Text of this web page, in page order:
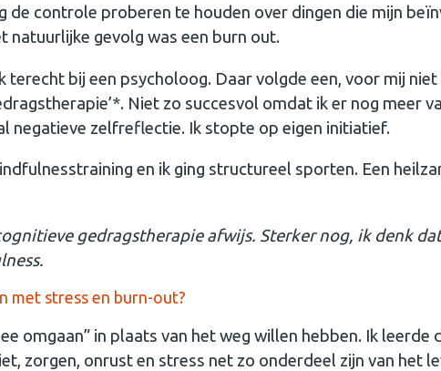
de controle proberen te houden over dingen die mijn
natuurlijke gevolg was een burn out.
terecht bij een psycholoog. Daar volgde een, voor mij niet
Niet zo succesvol omdat ik er nog meer
negatieve zelfreflectie. Ik stopte op eigen initiatief.
en ik ging structureel sporten. Een
gedragstherapie afwijs. Sterker nog, ik denk
met stress en burn-out?
omgaan” in plaats van het weg willen hebben. Ik leerde
zorgen, onrust en stress net zo onderdeel zijn van het